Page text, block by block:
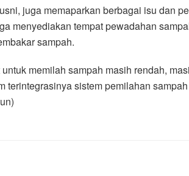
juga memaparkan berbagai isu dan
menyediakan tempat pewadahan
sampah.
memilah sampah masih rendah,
sistem pemilahan